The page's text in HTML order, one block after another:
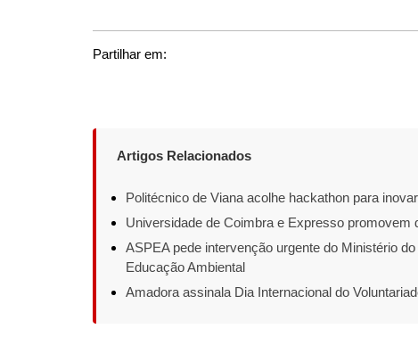
Partilhar em:
Artigos Relacionados
Politécnico de Viana acolhe hackathon para
Universidade de Coimbra e Expresso promovem
ASPEA pede intervenção urgente do Ministério
Educação Ambiental
Amadora assinala Dia Internacional do